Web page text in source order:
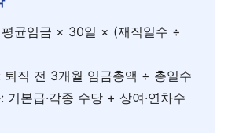
평균임금 × 30일 × (재직일수 ÷
퇴직 전 3개월 임금총액 ÷ 총일수
: 기본급·각종 수당 + 상여·연차수